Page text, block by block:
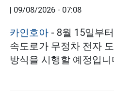
09/08/2026 - 07:08
카인호아 - 8월 15일부
속도로가 무정차 전자
방식을 시행할 예정입니